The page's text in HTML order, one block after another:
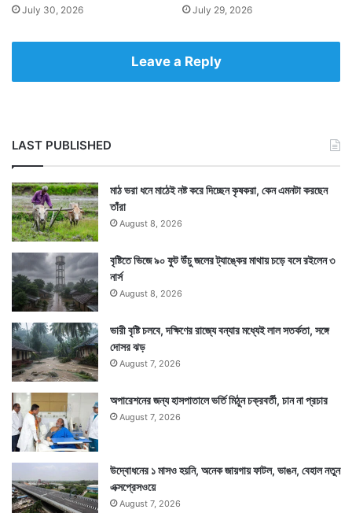
July 30, 2026 July 29, 2026
Leave a Reply
LAST PUBLISHED
মাঠ ভরা ধনে মাঠেই নষ্ট করে দিচ্ছেন কৃষকরা, কেন এমনটা করছেন
তাঁরা
August 8, 2026
বৃষ্টিতে ভিজে ৯০ ফুট উঁচু জলের ট্যাঙ্কের মাথায় চড়ে বসে রইলেন ৩
নার্স
August 8, 2026
ভারী বৃষ্টি চলবে, দক্ষিণের রাজ্যে বন্যার মধ্যেই লাল সতর্কতা, সঙ্গে
দোসর ঝড়
August 7, 2026
অপারেশনের জন্য হাসপাতালে ভর্তি মিঠুন চক্রবর্তী, চান না প্রচার
August 7, 2026
উদ্বোধনের ১ মাসও হয়নি, অনেক জায়গায় ফাটল, ভাঙন, বেহাল নতুন
এক্সপ্রেসওয়ে
August 7, 2026